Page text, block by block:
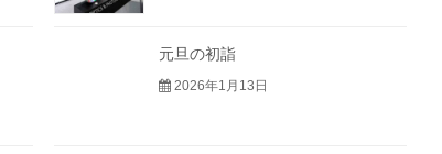
元旦の初詣
2026年1月13日